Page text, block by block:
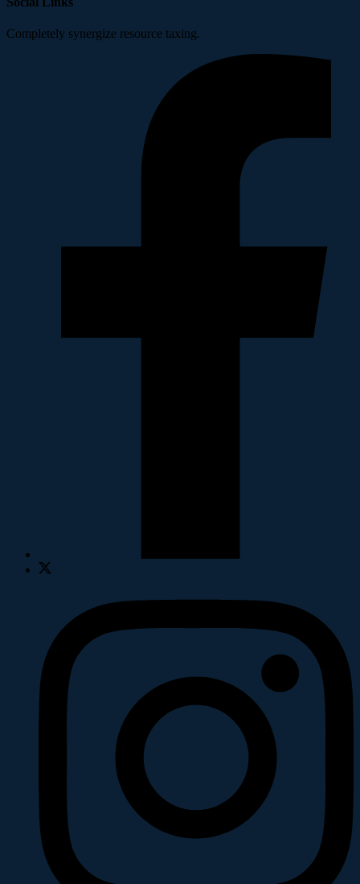
Completely synergize resource taxing.